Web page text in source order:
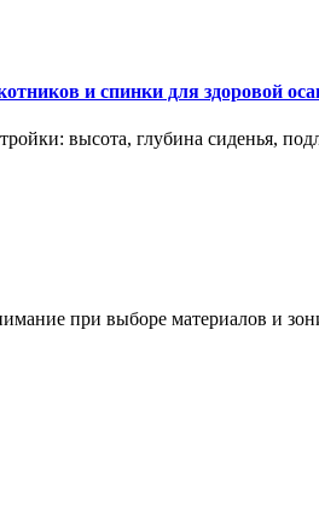
и спинки для здоровой
высота, глубина сиденья,
при выборе материалов и